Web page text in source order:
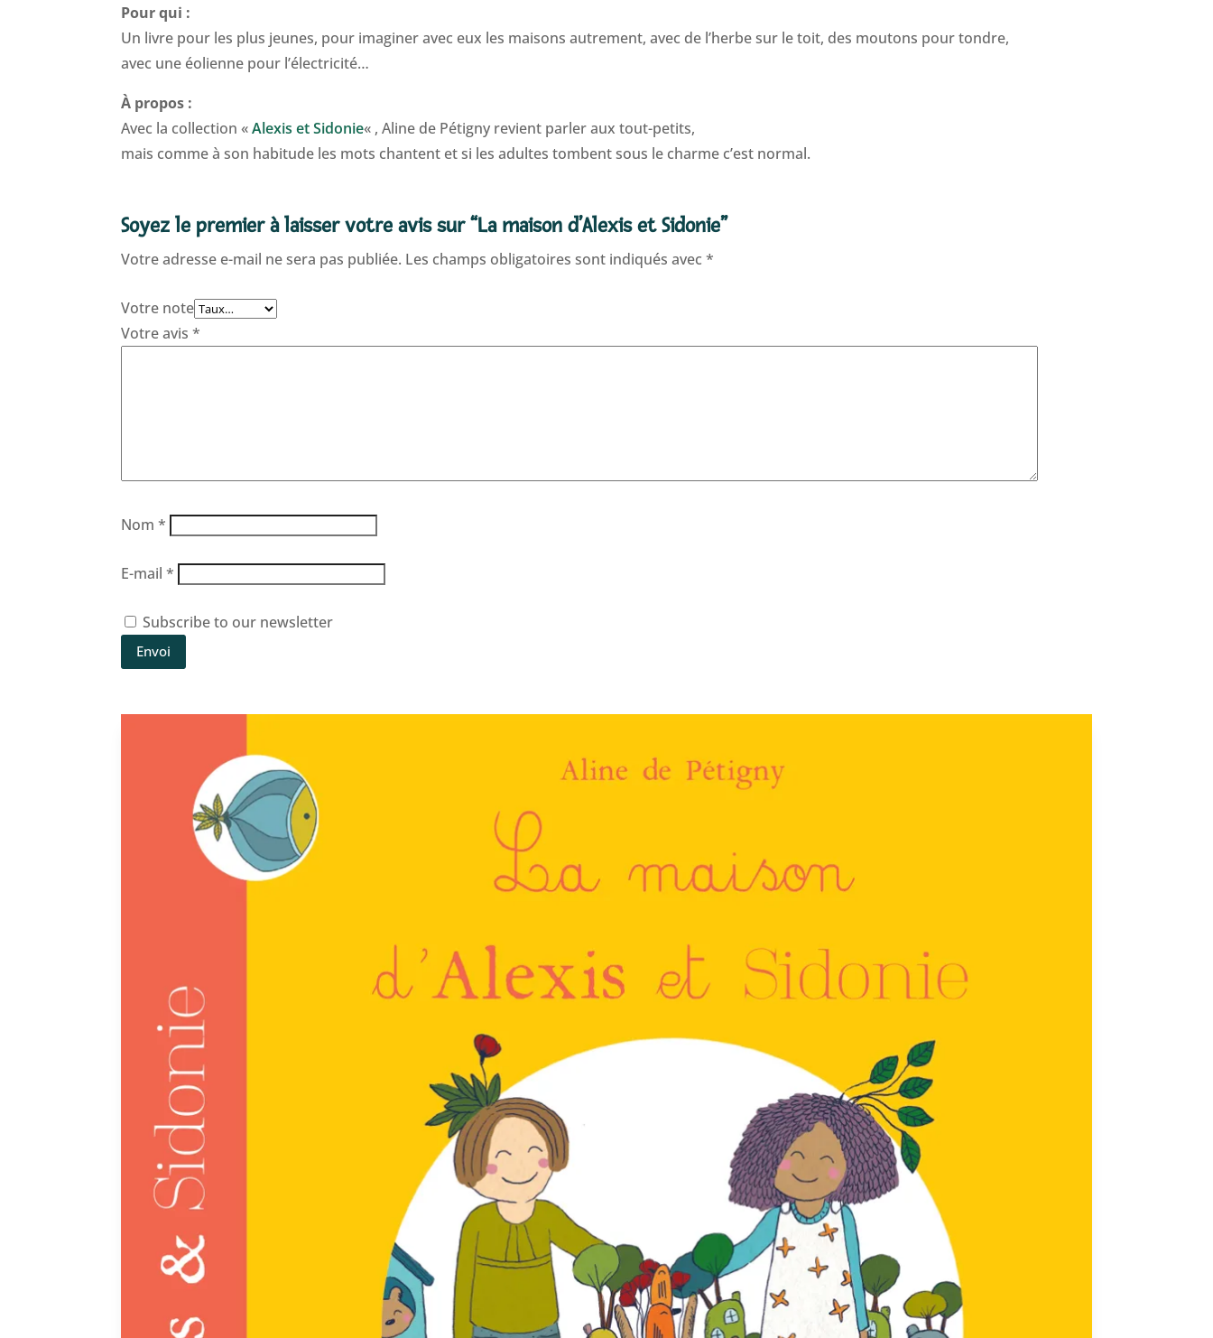
Pour qui :
Un livre pour les plus jeunes, pour imaginer avec eux les maisons autrement, avec de l’herbe sur le toit, des moutons pour tondre,
avec une éolienne pour l’électricité…
À propos :
Avec la collection «Alexis et Sidonie« , Aline de Pétigny revient parler aux tout-petits,
mais comme à son habitude les mots chantent et si les adultes tombent sous le charme c’est normal.
Soyez le premier à laisser votre avis sur “La maison d’Alexis et Sidonie”
Votre adresse e-mail ne sera pas publiée. Les champs obligatoires sont indiqués avec*
Votre note
Votre avis*
Nom*
E-mail*
Subscribe to our newsletter
Envoi